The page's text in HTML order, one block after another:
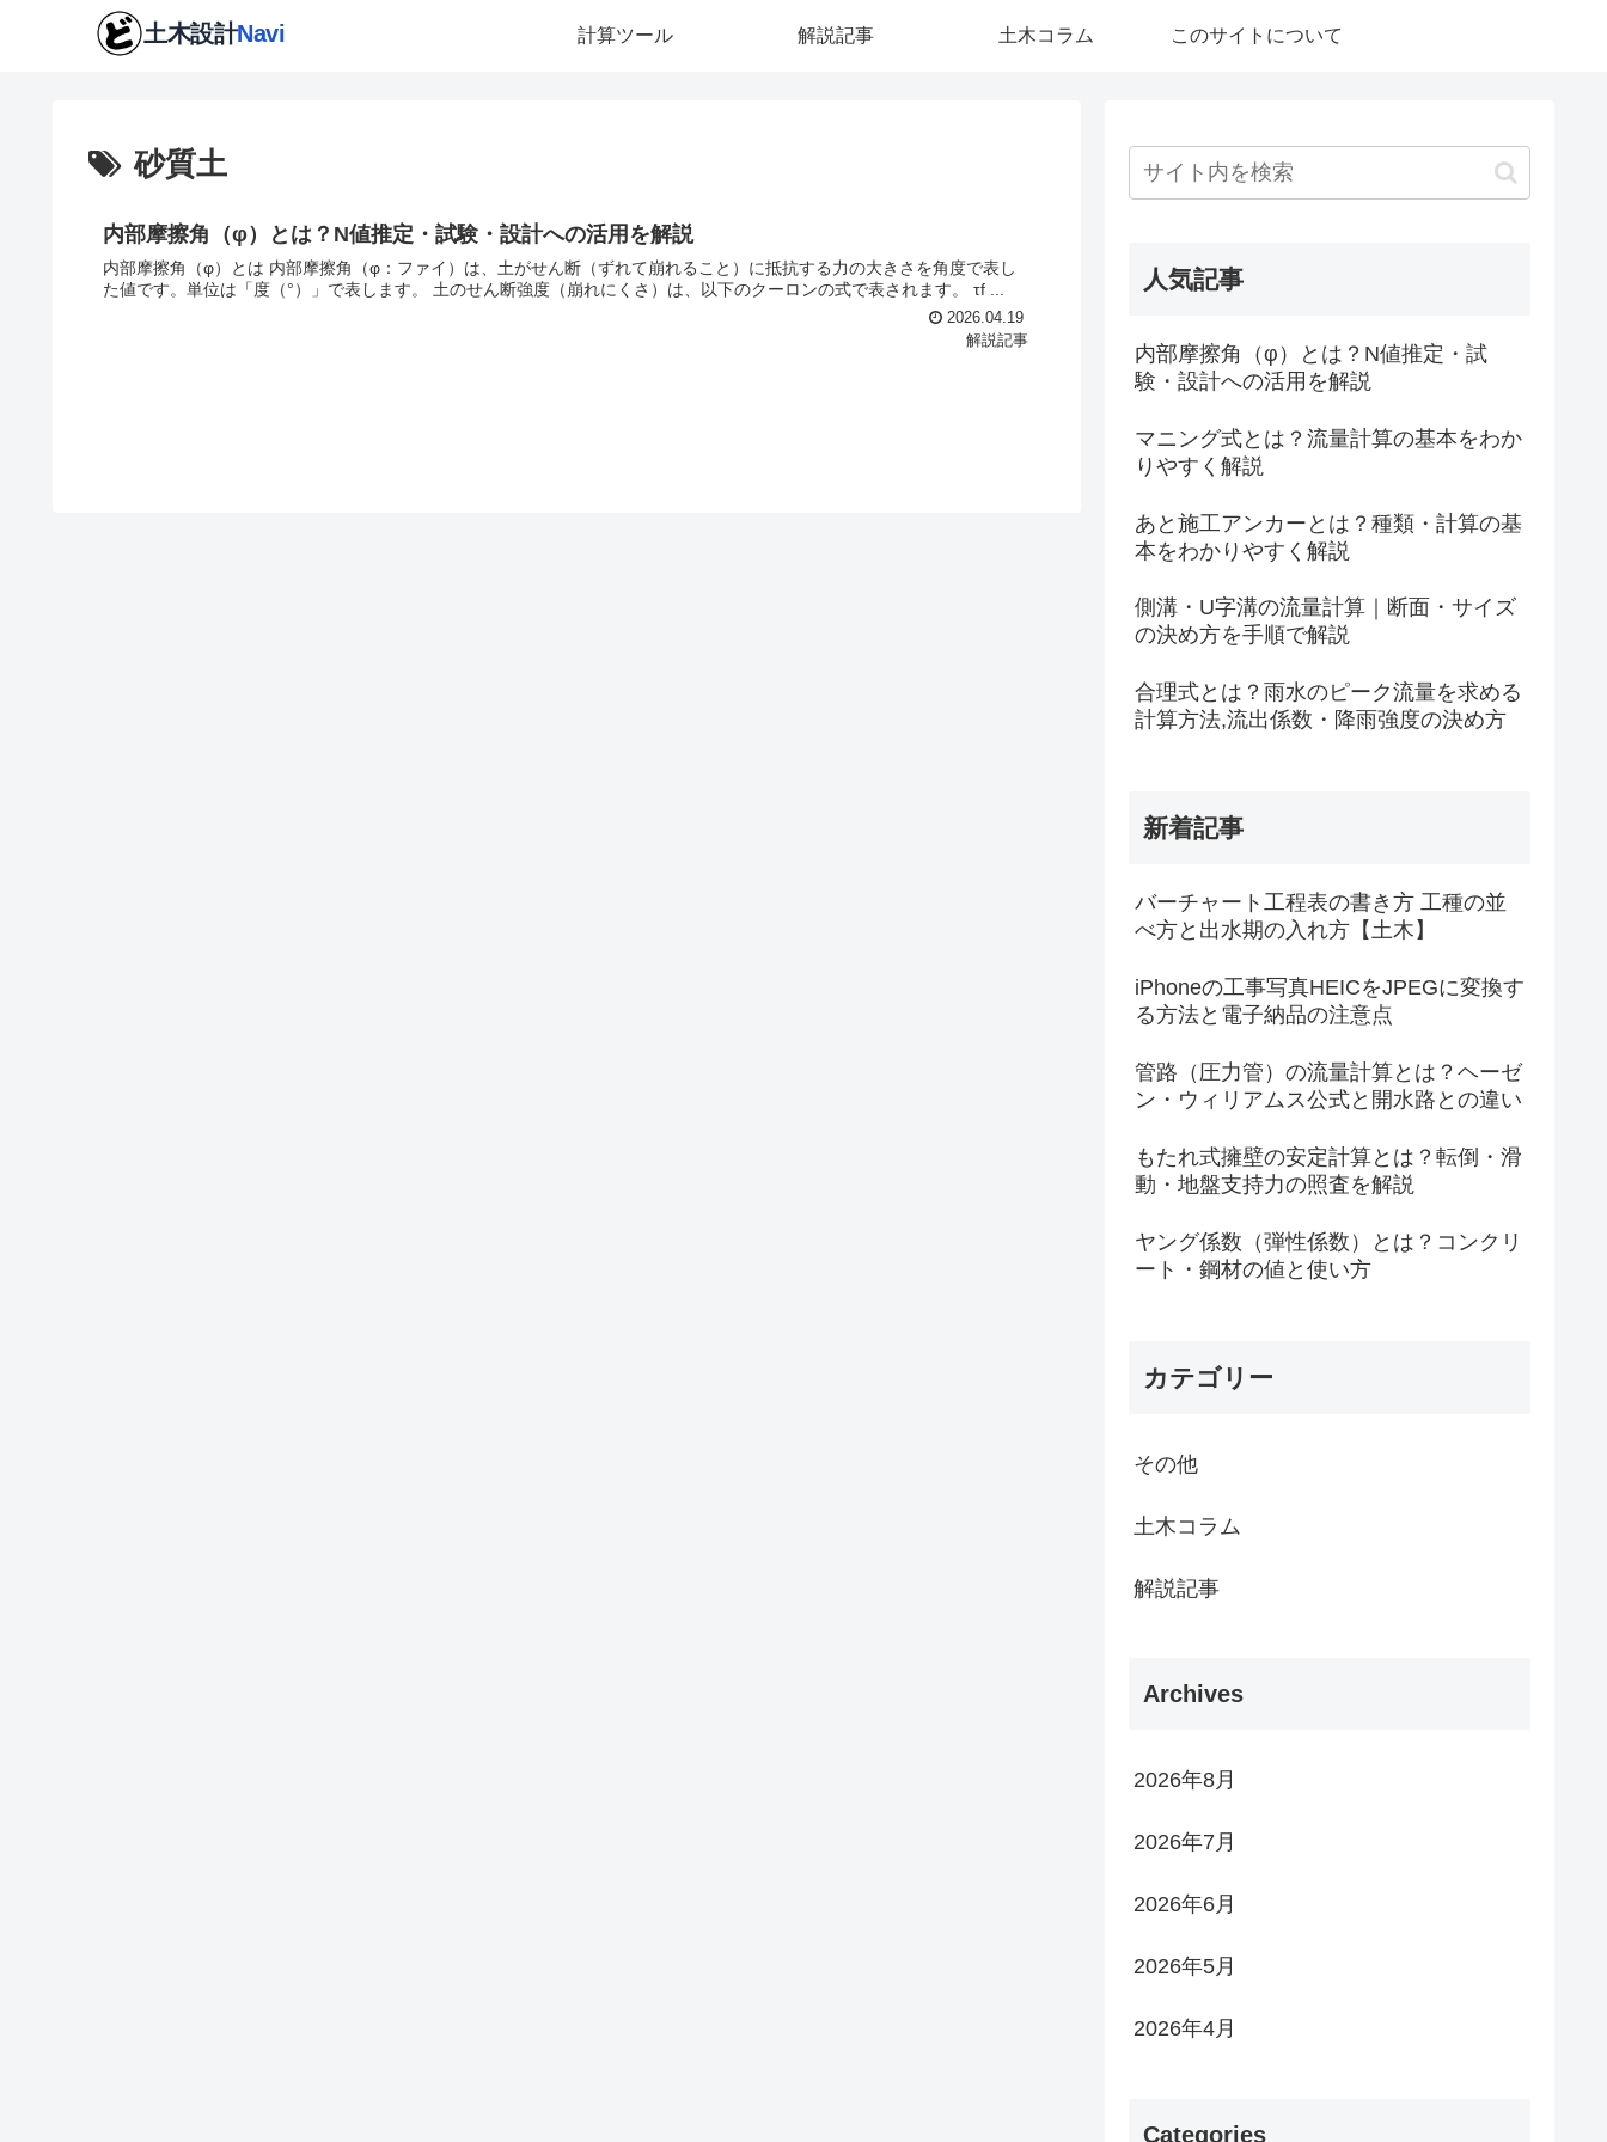
計算ツール 解説記事 土木コラム このサイトについて
砂質土
内部摩擦角（φ）とは？N値推定・試験・設計への活用を解説
内部摩擦角（φ）とは 内部摩擦角（φ：ファイ）は、土がせん断（ずれて崩れること）に抵抗する力の大きさを角度で表し
た値です。単位は「度（°）」で表します。 土のせん断強度（崩れにくさ）は、以下のクーロンの式で表されます。 τf ...
2026.04.19
解説記事
人気記事
内部摩擦角（φ）とは？N値推定・試
験・設計への活用を解説
マニング式とは？流量計算の基本をわか
りやすく解説
あと施工アンカーとは？種類・計算の基
本をわかりやすく解説
側溝・U字溝の流量計算｜断面・サイズ
の決め方を手順で解説
合理式とは？雨水のピーク流量を求める
計算方法,流出係数・降雨強度の決め方
新着記事
バーチャート工程表の書き方 工種の並
べ方と出水期の入れ方【土木】
iPhoneの工事写真HEICをJPEGに変換す
る方法と電子納品の注意点
管路（圧力管）の流量計算とは？ヘーゼ
ン・ウィリアムス公式と開水路との違い
もたれ式擁壁の安定計算とは？転倒・滑
動・地盤支持力の照査を解説
ヤング係数（弾性係数）とは？コンクリ
ート・鋼材の値と使い方
カテゴリー
その他
土木コラム
解説記事
Archives
2026年8月
2026年7月
2026年6月
2026年5月
2026年4月
Categories